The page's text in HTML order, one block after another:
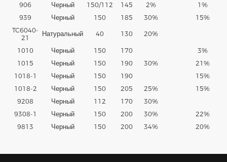
906
Черный 150/112 145 2% 1%
939
Черный 150 185 30% 15%
TC6040-
21
Натуральный 40 130 20%
1010 Черный 150 170 3%
1015
Черный 150 190 30% 21%
1018-1
Черный 150 190 15%
1018-2
Черный 150 205 25% 15%
9208
Черный 112 170 30%
9308-1
Черный 150 200 30% 22%
9813
Черный 150 200 34% 20%